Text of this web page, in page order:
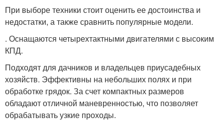
При выборе техники стоит оценить ее достоинства и
недостатки, а также сравнить популярные модели.
. Оснащаются четырехтактными двигателями с высоким
КПД.
Подходят для дачников и владельцев приусадебных
хозяйств. Эффективны на небольших полях и при
обработке грядок. За счет компактных размеров
обладают отличной маневренностью, что позволяет
обрабатывать узкие проходы.